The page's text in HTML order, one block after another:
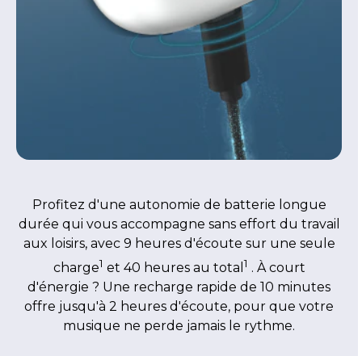
Profitez d'une autonomie de batterie longue
durée qui vous accompagne sans effort du travail
aux loisirs, avec 9 heures d'écoute sur une seule
charge1 et 40 heures au total 1 . À court
d'énergie ? Une recharge rapide de 10 minutes
offre jusqu'à 2 heures d'écoute, pour que votre
musique ne perde jamais le rythme.